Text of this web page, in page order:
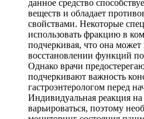
данное средство
веществ и обладает
свойствами. Некоторые
использовать фракцию в
подчеркивая, что она может
восстановлении функций
Однако врачи
подчеркивают важность
гастроэнтерологом перед
Индивидуальная реакция
варьироваться, поэтому